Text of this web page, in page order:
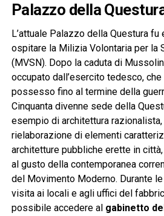
Palazzo della
L’attuale Palazzo della Questura
ospitare la Milizia Volontaria per la
(MVSN). Dopo la caduta di
occupato dall’esercito tedesco,
possesso fino al termine della
Cinquanta divenne sede della
esempio di architettura razionalista,
rielaborazione di elementi
architetture pubbliche erette in
al gusto della contemporanea
del Movimento Moderno. Durante
visita ai locali e agli uffici del
possibile accedere al gabinetto